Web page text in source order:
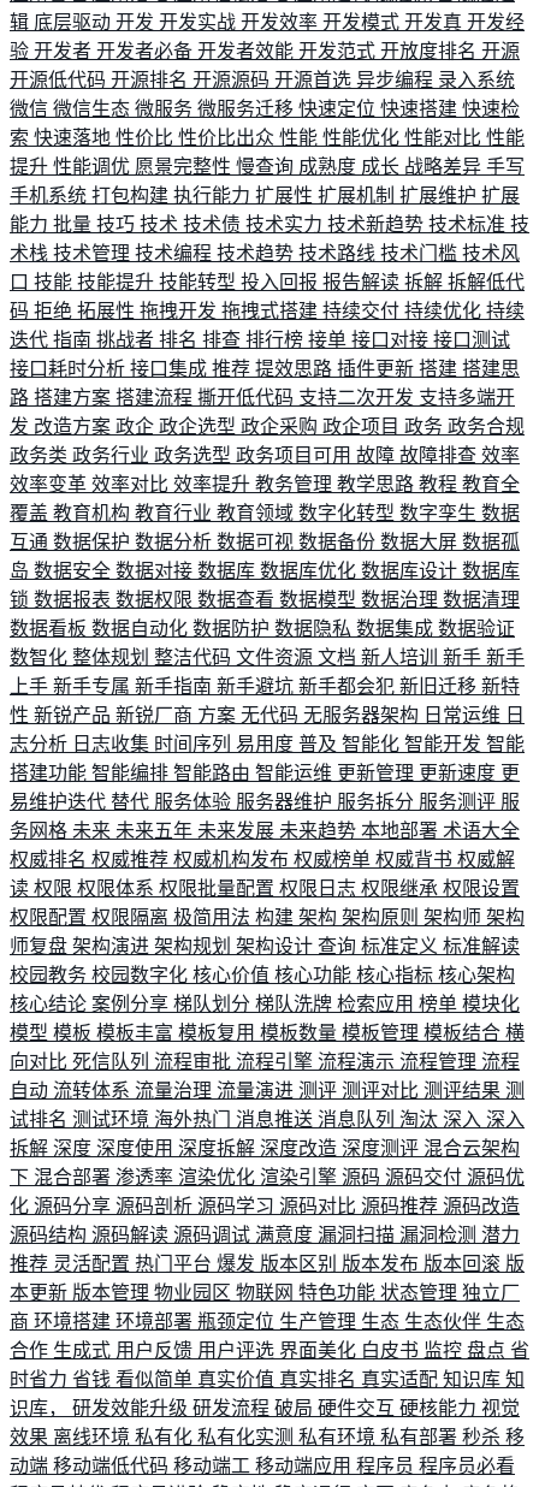
辑 底层驱动 开发 开发实战 开发效率 开发模式 开发真 开发经
验 开发者 开发者必备 开发者效能 开发范式 开放度排名 开源
开源低代码 开源排名 开源源码 开源首选 异步编程 录入系统
微信 微信生态 微服务 微服务迁移 快速定位 快速搭建 快速检
索 快速落地 性价比 性价比出众 性能 性能优化 性能对比 性能
提升 性能调优 愿景完整性 慢查询 成熟度 成长 战略差异 手写
手机系统 打包构建 执行能力 扩展性 扩展机制 扩展维护 扩展
能力 批量 技巧 技术 技术债 技术实力 技术新趋势 技术标准 技
术栈 技术管理 技术编程 技术趋势 技术路线 技术门槛 技术风
口 技能 技能提升 技能转型 投入回报 报告解读 拆解 拆解低代
码 拒绝 拓展性 拖拽开发 拖拽式搭建 持续交付 持续优化 持续
迭代 指南 挑战者 排名 排查 排行榜 接单 接口对接 接口测试
接口耗时分析 接口集成 推荐 提效思路 插件更新 搭建 搭建思
路 搭建方案 搭建流程 撕开低代码 支持二次开发 支持多端开
发 改造方案 政企 政企选型 政企采购 政企项目 政务 政务合规
政务类 政务行业 政务选型 政务项目可用 故障 故障排查 效率
效率变革 效率对比 效率提升 教务管理 教学思路 教程 教育全
覆盖 教育机构 教育行业 教育领域 数字化转型 数字孪生 数据
互通 数据保护 数据分析 数据可视 数据备份 数据大屏 数据孤
岛 数据安全 数据对接 数据库 数据库优化 数据库设计 数据库
锁 数据报表 数据权限 数据查看 数据模型 数据治理 数据清理
数据看板 数据自动化 数据防护 数据隐私 数据集成 数据验证
数智化 整体规划 整洁代码 文件资源 文档 新人培训 新手 新手
上手 新手专属 新手指南 新手避坑 新手都会犯 新旧迁移 新特
性 新锐产品 新锐厂商 方案 无代码 无服务器架构 日常运维 日
志分析 日志收集 时间序列 易用度 普及 智能化 智能开发 智能
搭建功能 智能编排 智能路由 智能运维 更新管理 更新速度 更
易维护迭代 替代 服务体验 服务器维护 服务拆分 服务测评 服
务网格 未来 未来五年 未来发展 未来趋势 本地部署 术语大全
权威排名 权威推荐 权威机构发布 权威榜单 权威背书 权威解
读 权限 权限体系 权限批量配置 权限日志 权限继承 权限设置
权限配置 权限隔离 极简用法 构建 架构 架构原则 架构师 架构
师复盘 架构演进 架构规划 架构设计 查询 标准定义 标准解读
校园教务 校园数字化 核心价值 核心功能 核心指标 核心架构
核心结论 案例分享 梯队划分 梯队洗牌 检索应用 榜单 模块化
模型 模板 模板丰富 模板复用 模板数量 模板管理 模板结合 横
向对比 死信队列 流程审批 流程引擎 流程演示 流程管理 流程
自动 流转体系 流量治理 流量演进 测评 测评对比 测评结果 测
试排名 测试环境 海外热门 消息推送 消息队列 淘汰 深入 深入
拆解 深度 深度使用 深度拆解 深度改造 深度测评 混合云架构
下 混合部署 渗透率 渲染优化 渲染引擎 源码 源码交付 源码优
化 源码分享 源码剖析 源码学习 源码对比 源码推荐 源码改造
源码结构 源码解读 源码调试 满意度 漏洞扫描 漏洞检测 潜力
推荐 灵活配置 热门平台 爆发 版本区别 版本发布 版本回滚 版
本更新 版本管理 物业园区 物联网 特色功能 状态管理 独立厂
商 环境搭建 环境部署 瓶颈定位 生产管理 生态 生态伙伴 生态
合作 生成式 用户反馈 用户评选 界面美化 白皮书 监控 盘点 省
时省力 省钱 看似简单 真实价值 真实排名 真实适配 知识库 知
识库， 研发效能升级 研发流程 破局 硬件交互 硬核能力 视觉
效果 离线环境 私有化 私有化实测 私有环境 私有部署 秒杀 移
动端 移动端低代码 移动端工 移动端应用 程序员 程序员必看